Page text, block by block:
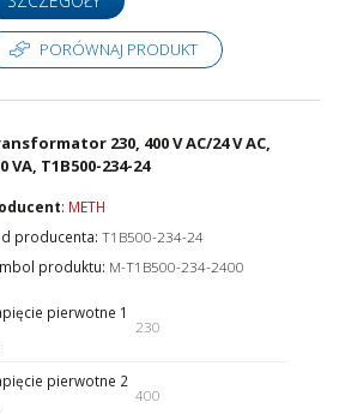
PORÓWNAJ PRODUKT
230, 400 V AC/24 V AC,
VA, T1B500-234-24
: METH
producenta:T1B500-234-24
produktu: M-T1B500-234-2400
pierwotne 1
230
pierwotne 2
400